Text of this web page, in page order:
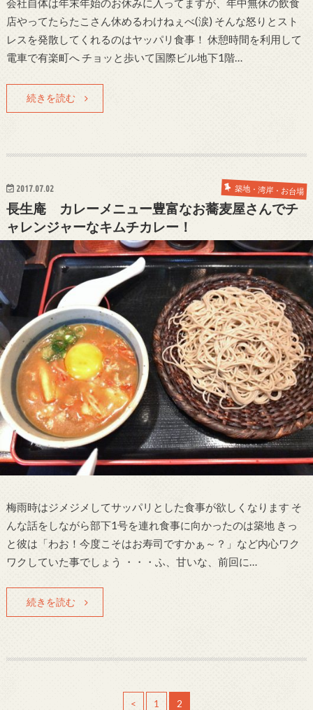
会社自体は年末年始のお休みに入ってますが、年中無休の飲食
店やってたらたこさん休めるわけねぇべ(涙) そんな怒りとスト
レスを発散してくれるのはヤッパリ食事！ 休憩時間を利用して
電車で有楽町へ チョッと歩いて国際ビル地下1階…
続きを読む
2017.07.02 築地・湾岸・お台場
長生庵 カレーメニュー豊富なお蕎麦屋さんでチ
ャレンジャーなキムチカレー！
梅雨時はジメジメしてサッパリとした食事が欲しくなります そ
んな話をしながら部下1号を連れ食事に向かったのは築地 きっ
と彼は「わお！今度こそはお寿司ですかぁ～？」など内心ワク
ワクしていた事でしょう ・・・ふ、甘いな、前回に…
続きを読む
< 1 2